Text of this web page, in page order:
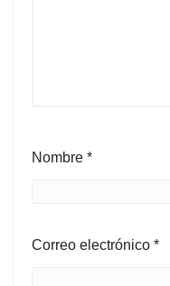
Nombre *
Correo electrónico *